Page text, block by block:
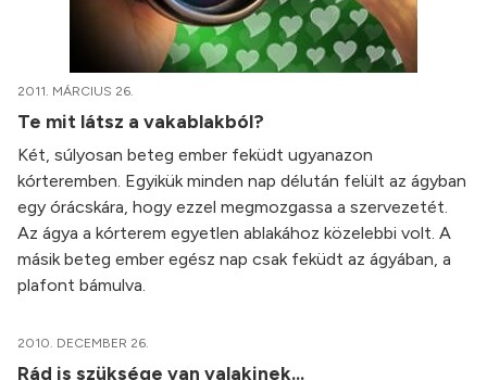
2011. MÁRCIUS 26.
Te mit látsz a vakablakból?
Két, súlyosan beteg ember feküdt ugyanazon
kórteremben. Egyikük minden nap délután felült az ágyban
egy órácskára, hogy ezzel megmozgassa a szervezetét.
Az ágya a kórterem egyetlen ablakához közelebbi volt. A
másik beteg ember egész nap csak feküdt az ágyában, a
plafont bámulva.
2010. DECEMBER 26.
Rád is szüksége van valakinek...